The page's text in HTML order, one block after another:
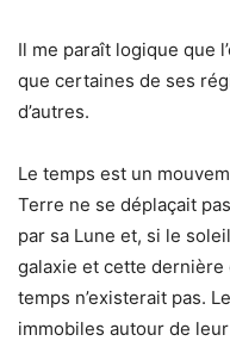
Il me paraît logique que
que certaines de ses
d’autres.
Le temps est un
Terre ne se déplaçait
par sa Lune et, si le
galaxie et cette dernière
temps n’existerait pas.
immobiles autour de